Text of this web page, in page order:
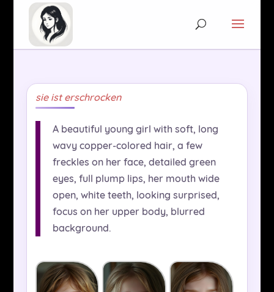
sie ist erschrocken
A beautiful young girl with soft, long
wavy copper-colored hair, a few
freckles on her face, detailed green
eyes, full plump lips, her mouth wide
open, white teeth, looking surprised,
focus on her upper body, blurred
background.